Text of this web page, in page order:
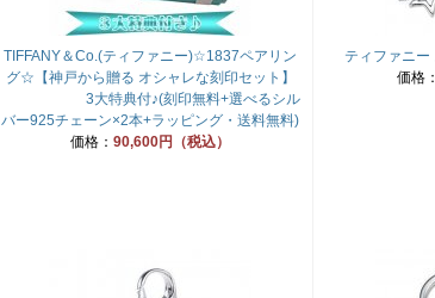
TIFFANY＆Co.(ティファニー)☆1837ペアリン
グ☆【神戸から贈る オシャレな刻印セット】
3大特典付♪(刻印無料+選べるシル
バー925チェーン×2本+ラッピング・送料無料)
価格： 90,600円（税込）
ティファニー
価格：